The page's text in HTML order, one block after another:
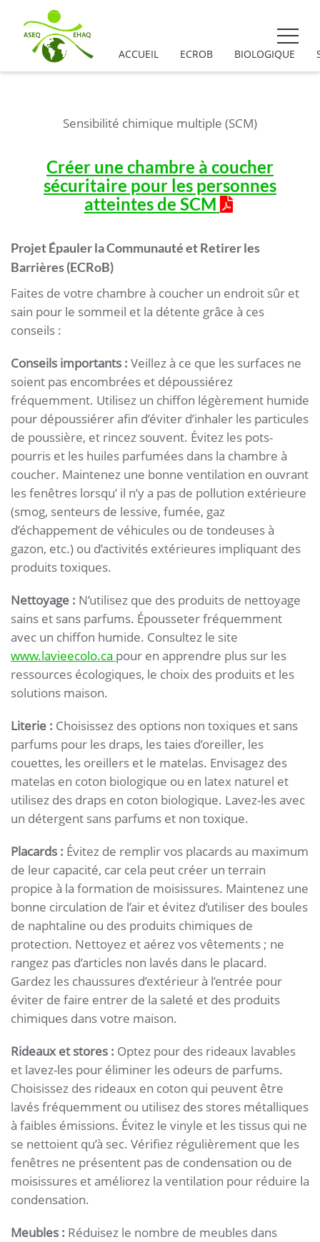
ACCUEIL ECROB BIOLOGIQUE
Sensibilité chimique multiple (SCM)
Créer une chambre à coucher
sécuritaire pour les personnes
atteintes de SCM
Projet Épauler la Communauté et Retirer les
Barrières (ECRoB)
Faites de votre chambre à coucher un endroit sûr et
sain pour le sommeil et la détente grâce à ces
conseils :
Conseils importants : Veillez à ce que les surfaces ne
soient pas encombrées et dépoussiérez
fréquemment. Utilisez un chiffon légèrement humide
pour dépoussiérer afin d’éviter d’inhaler les particules
de poussière, et rincez souvent. Évitez les pots-
pourris et les huiles parfumées dans la chambre à
coucher. Maintenez une bonne ventilation en ouvrant
les fenêtres lorsqu’ il n’y a pas de pollution extérieure
(smog, senteurs de lessive, fumée, gaz
d’échappement de véhicules ou de tondeuses à
gazon, etc.) ou d’activités extérieures impliquant des
produits toxiques.
Nettoyage : N’utilisez que des produits de nettoyage
sains et sans parfums. Épousseter fréquemment
avec un chiffon humide. Consultez le site
www.lavieecolo.ca pour en apprendre plus sur les
ressources écologiques, le choix des produits et les
solutions maison.
Literie : Choisissez des options non toxiques et sans
parfums pour les draps, les taies d’oreiller, les
couettes, les oreillers et le matelas. Envisagez des
matelas en coton biologique ou en latex naturel et
utilisez des draps en coton biologique. Lavez-les avec
un détergent sans parfums et non toxique.
Placards : Évitez de remplir vos placards au maximum
de leur capacité, car cela peut créer un terrain
propice à la formation de moisissures. Maintenez une
bonne circulation de l’air et évitez d’utiliser des boules
de naphtaline ou des produits chimiques de
protection. Nettoyez et aérez vos vêtements ; ne
rangez pas d’articles non lavés dans le placard.
Gardez les chaussures d’extérieur à l’entrée pour
éviter de faire entrer de la saleté et des produits
chimiques dans votre maison.
Rideaux et stores : Optez pour des rideaux lavables
et lavez-les pour éliminer les odeurs de parfums.
Choisissez des rideaux en coton qui peuvent être
lavés fréquemment ou utilisez des stores métalliques
à faibles émissions. Évitez le vinyle et les tissus qui ne
se nettoient qu’à sec. Vérifiez régulièrement que les
fenêtres ne présentent pas de condensation ou de
moisissures et améliorez la ventilation pour réduire la
condensation.
Meubles : Réduisez le nombre de meubles dans